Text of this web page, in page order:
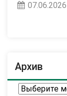
07.06.2026
Архив
Архив